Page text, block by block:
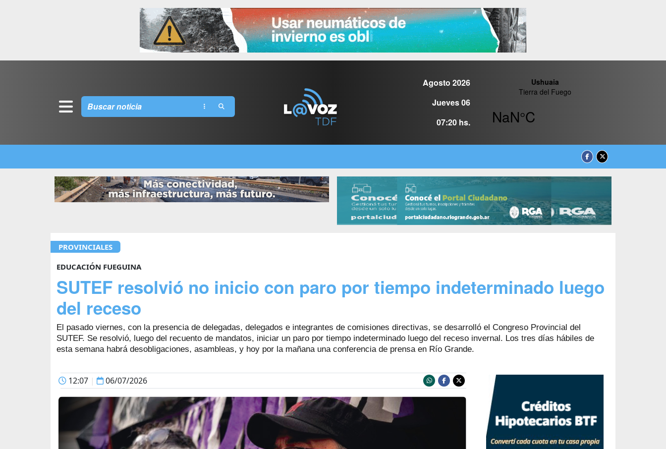
Agosto 2026
Jueves 06
07:20 hs.
PROVINCIALES
EDUCACIÓN FUEGUINA
SUTEF resolvió no inicio con paro por tiempo indeterminado luego
del receso
El pasado viernes, con la presencia de delegadas, delegados e integrantes de comisiones directivas, se desarrolló el Congreso Provincial del
SUTEF. Se resolvió, luego del recuento de mandatos, iniciar un paro por tiempo indeterminado luego del receso invernal. Los tres días hábiles de
esta semana habrá desobligaciones, asambleas, y hoy por la mañana una conferencia de prensa en Río Grande.
12:07 | 06/07/2026